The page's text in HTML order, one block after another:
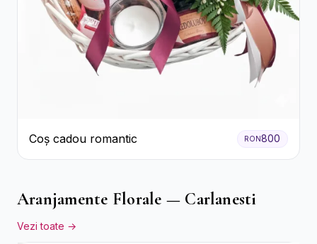
Coș cadou romantic RON800
Aranjamente Florale — Carlanesti
Vezi toate →